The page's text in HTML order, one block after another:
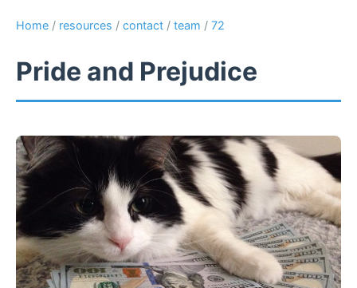
Home / resources / contact / team / 72
Pride and Prejudice